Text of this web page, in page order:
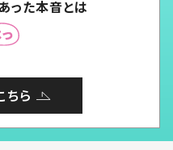
った本音とは
ちら